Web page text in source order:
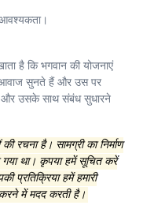
है कि भगवान की योजनाएं
आवाज सुनते हैं और उस पर
और उसके साथ संबंध सुधारने
रचना है। सामग्री का निर्माण
था। कृपया हमें सूचित करें
प्रतिक्रिया हमें हमारी
में मदद करती है।